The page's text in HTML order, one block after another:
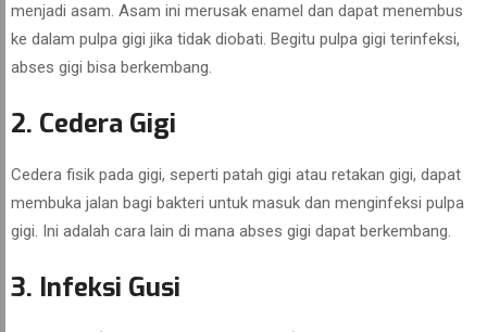
menjadi asam. Asam ini merusak enamel dan dapat menembus
ke dalam pulpa gigi jika tidak diobati. Begitu pulpa gigi terinfeksi,
abses gigi bisa berkembang.
2. Cedera Gigi
Cedera fisik pada gigi, seperti patah gigi atau retakan gigi, dapat
membuka jalan bagi bakteri untuk masuk dan menginfeksi pulpa
gigi. Ini adalah cara lain di mana abses gigi dapat berkembang.
3. Infeksi Gusi